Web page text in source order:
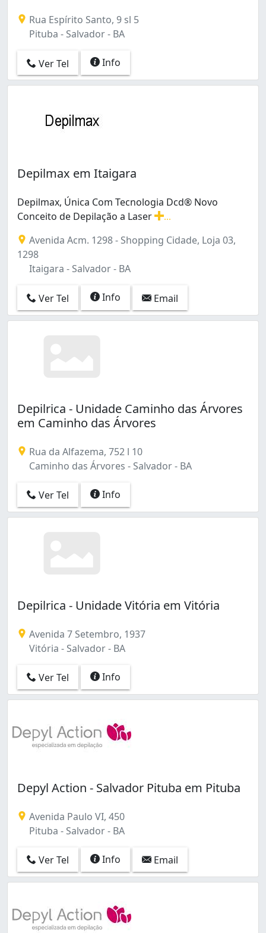
Rua Espírito Santo, 9 sl 5
Pituba - Salvador - BA
Ver Tel Info
Depilmax em Itaigara
Depilmax, Única Com Tecnologia Dcd® Novo
Conceito de Depilação a Laser
Avenida Acm. 1298 - Shopping Cidade, Loja 03,
1298
Itaigara - Salvador - BA
Ver Tel Info Email
Depilrica - Unidade Caminho das Árvores
em Caminho das Árvores
Rua da Alfazema, 752 l 10
Caminho das Árvores - Salvador - BA
Ver Tel Info
Depilrica - Unidade Vitória em Vitória
Avenida 7 Setembro, 1937
Vitória - Salvador - BA
Ver Tel Info
Depyl Action - Salvador Pituba em Pituba
Avenida Paulo VI, 450
Pituba - Salvador - BA
Ver Tel Info Email